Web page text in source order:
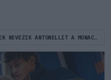
MÁR SZUPERHŐSNEK NEVEZIK ANTONELLIT A MONACÓI DIADALA UTÁN - ÍGY ÍR RÓLA A SAJTÓ